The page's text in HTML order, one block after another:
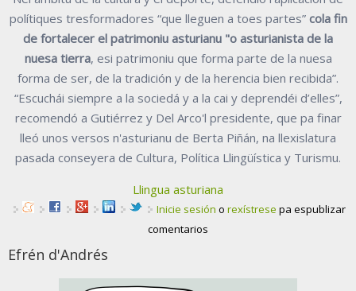
polítiques tresformadores “que lleguen a toes partes” cola fin
de fortalecer el patrimoniu asturianu "o asturianista de la
nuesa tierra, esi patrimoniu que forma parte de la nuesa
forma de ser, de la tradición y de la herencia bien recibida”.
“Escuchái siempre a la sociedá y a la cai y deprendéi d’elles”,
recomendó a Gutiérrez y Del Arco'l presidente, que pa finar
lleó unos versos n'asturianu de Berta Piñán, na llexislatura
pasada conseyera de Cultura, Política Llingüística y Turismu.
Llingua asturiana
Inicie sesión o rexístrese pa espublizar
comentarios
Efrén d'Andrés